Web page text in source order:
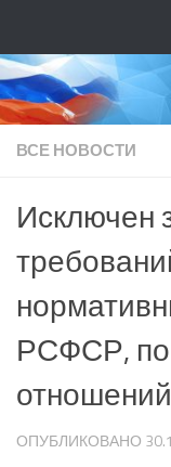
ВСЕ НОВОСТИ
Исключен
РСФСР, по
отношений
ОПУБЛИКОВАНО